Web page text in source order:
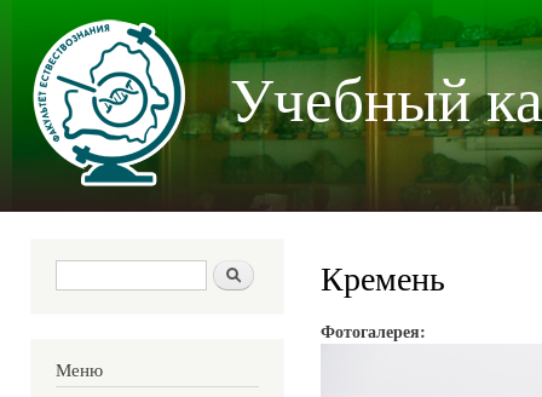
Учебный
Форма поиска Поиск
Меню
Кремень
Фотогалерея: